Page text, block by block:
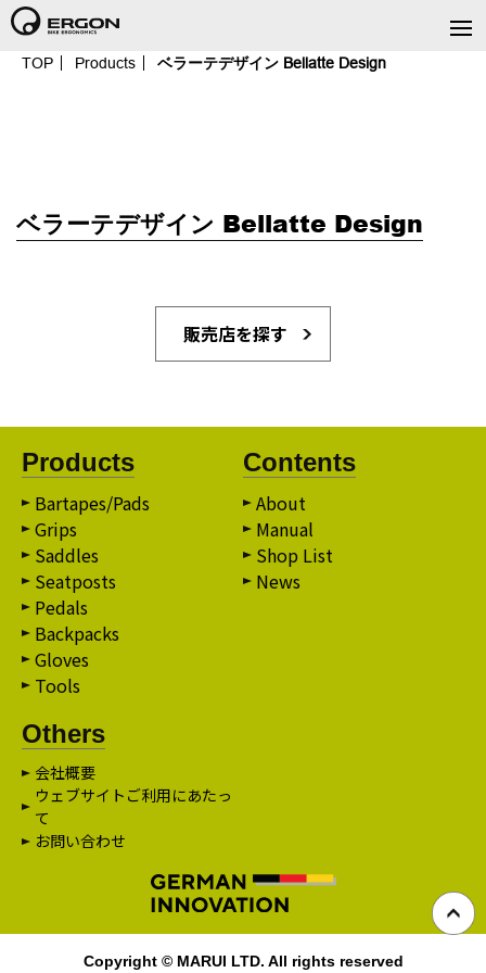
TOP Products ベラーテデザイン Bellatte Design
ベラーテデザイン Bellatte Design
販売店を探す
Products
Bartapes/Pads
Grips
Saddles
Seatposts
Pedals
Backpacks
Gloves
Tools
Contents
About
Manual
Shop List
News
Others
会社概要
ウェブサイトご利用にあたっ
て
お問い合わせ
Copyright © MARUI LTD. All rights reserved